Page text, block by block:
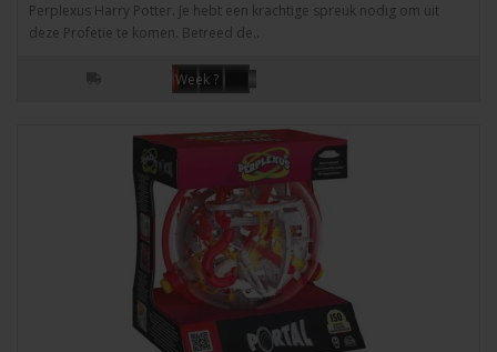
Perplexus Harry Potter. Je hebt een krachtige spreuk nodig om uit
deze Profetie te komen. Betreed de..
Week ?